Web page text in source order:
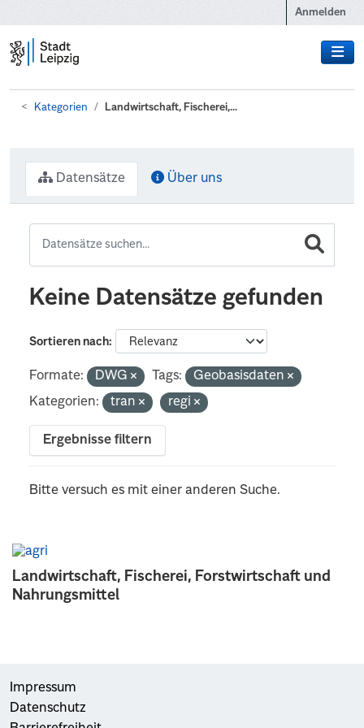
Anmelden
Kategorien Landwirtschaft, Fischerei,...
Landwirtschaft, Fischerei, Forstwirtschaft und
Nahrungsmittel
Datensätze Über uns
Keine Datensätze gefunden
Sortieren nach
Formate: DWG Tags:
Geobasisdaten
Kategorien:
tran regi
Ergebnisse filtern
Bitte versuch es mit einer anderen Suche.
Impressum
Datenschutz